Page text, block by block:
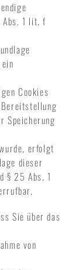
Abs. 1 lit. f
Cookies
Speicherung
erfolgt
dieser
§ 25 Abs. 1
Sie über das
von